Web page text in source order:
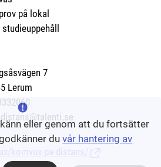
på lokal
7
Lerum
komvux-pa-distans/ (Länk till extern
eller genom att du fortsätter
duvår hantering av